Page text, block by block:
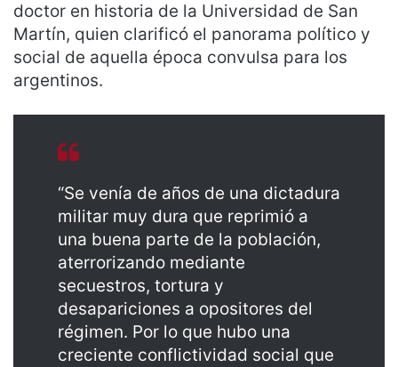
doctor en historia de la Universidad de San
Martín, quien clarificó el panorama político y
social de aquella época convulsa para los
argentinos.
“Se venía de años de una dictadura
militar muy dura que reprimió a
una buena parte de la población,
aterrorizando mediante
secuestros, tortura y
desapariciones a opositores del
régimen. Por lo que hubo una
creciente conflictividad social que